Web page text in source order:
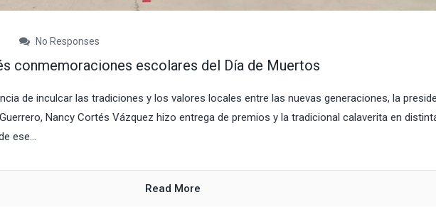
No Responses
conmemoraciones escolares del Día de Muertos
de inculcar las tradiciones y los valores locales entre las nuevas generaciones, la
Nancy Cortés Vázquez hizo entrega de premios y la tradicional calaverita en
ese...
Read More